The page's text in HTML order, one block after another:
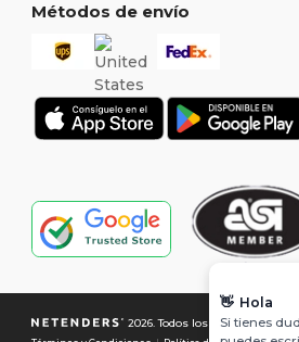
Métodos de envío
2026. Todos los derechos
👋 Hola
Si tienes